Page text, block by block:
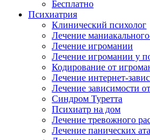
Бесплатно
Психиатрия
Клинический психолог
Лечение
Лечение игромании
Лечение игромании у
Кодирование от
Лечение интернет-
Лечение зависимости
Синдром Туретта
Психиатр на дом
Лечение тревожного
Лечение панических